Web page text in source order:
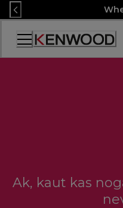
Skip
to
Content
Accessibility
Statement
Ak, kaut kas